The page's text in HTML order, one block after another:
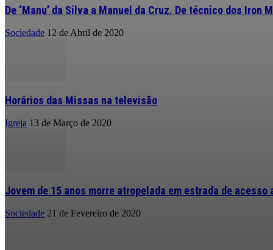
De ‘Manu’ da Silva a Manuel da Cruz. De técnico dos Iron
Sociedade 12 de Abril de 2020
Horários das Missas na televisão
Igreja 13 de Março de 2020
Jovem de 15 anos morre atropelada em estrada de acesso
Sociedade 21 de Fevereiro de 2020